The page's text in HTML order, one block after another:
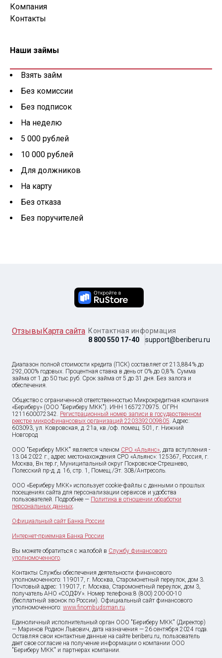
Компания
Контакты
Наши займы
Взять займ
Без комиссии
Без подписок
На неделю
5 000 рублей
10 000 рублей
Для должников
На карту
Без отказа
Без поручителей
ОтзывыКарта сайта Контактная информация
8 800 550 17-40
support@beriberu.ru
Диапазон полной стоимости кредита (ПСК) составляет от 213,884% до
292,000% годовых. Процентная ставка в день от 0% до 0,8%. Сумма
займа от1 до 50 тыс.руб. Срок займа от 5 до 31 дня. Без залога и
обеспечения.
Общество с ограниченной ответственностью Микрокредитная компания
«Бериберу» (ООО "Бериберу МКК"). ИНН 1657270975. ОГРН
1211600072342. Регистрационный номер записи в государственном
реестре микрофинансовых организаций 2203392009805. Адрес:
603093, ул. Ковровская, д. 21а, кв./оф. помещ. 501, г. Нижний
Новгород
ООО "Бериберу МКК" является членом СРО «Альянс», дата вступления -
13.04.2022 г., адрес местонахождения СРО «Альянс»: 125367, Россия, г.
Москва, Вн.тер.г, Муниципальный округ Покровское-Стрешнево,
Полесский пр-д, д. 16, стр. 1, Помещ./Эт. 308/Антресоль.
ООО «Бериберу МКК» использует cookie-файлы с данными о прошлых
посещениях сайта для персонализации сервисов и удобства
пользователей. Подробнее — Политика в отношении обработки
персональных данных.
Официальный сайт Банка России
Интернет-приемная Банка России
Вы можете обратиться с жалобой в Службу финансового
уполномоченного.
Контакты Службы обеспечения деятельности финансового
уполномоченного: 119017, г. Москва, Старомонетный переулок, дом 3.
Почтовый адрес: 119017, г. Москва, Старомонетный переулок, дом 3,
получатель АНО «СОДФУ». Номер телефона:8 (800) 200-00-10
(бесплатный звонок по России). Официальный сайт финансового
уполномоченного: www.finombudsman.ru.
Единоличный исполнительный орган ООО "Бериберу МКК" (Директор)
— Маринов Родион Львович, дата назначения — 26 сентября 2024 года.
Оставляя свои контактные данные на сайте beriberu.ru, пользователь
дает свое согласие на получение информации о компании ООО
"Бериберу МКК" и партнерах компании.